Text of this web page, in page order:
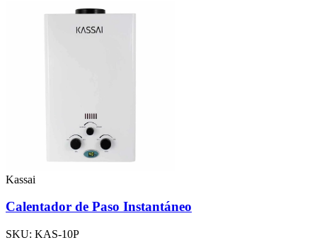
Kassai
Calentador de Paso Instantáneo
SKU: KAS-10P